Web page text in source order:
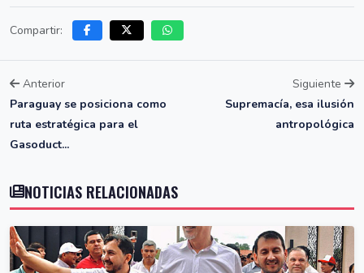
Compartir:
Anterior
Paraguay se posiciona como
ruta estratégica para el
Gasoduct...
Siguiente
Supremacía, esa ilusión
antropológica
NOTICIAS RELACIONADAS